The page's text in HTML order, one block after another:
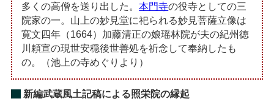
多くの高僧を送り出した。本門寺の役寺としての三
院家の一。山上の妙見堂に祀られる妙見菩薩立像は
寛文四年（1664）加藤清正の娘瑶林院が夫の紀州徳
川頼宣の現世安穏後世善処を祈念して奉納したも
の。（池上の寺めぐりより）
新編武蔵風土記稿による照栄院の縁起